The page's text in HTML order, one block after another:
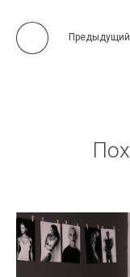
Предыдущий